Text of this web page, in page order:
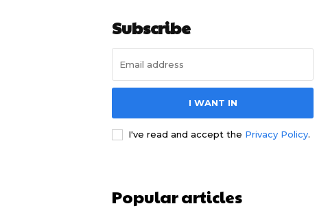
Subscribe
I WANT IN
I've read and accept the Privacy Policy.
Popular articles